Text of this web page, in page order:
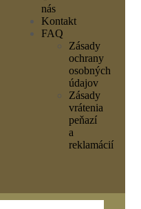
nás
Kontakt
FAQ
Zásady
ochrany
osobných
údajov
Zásady
vrátenia
peňazí
a
reklamácií